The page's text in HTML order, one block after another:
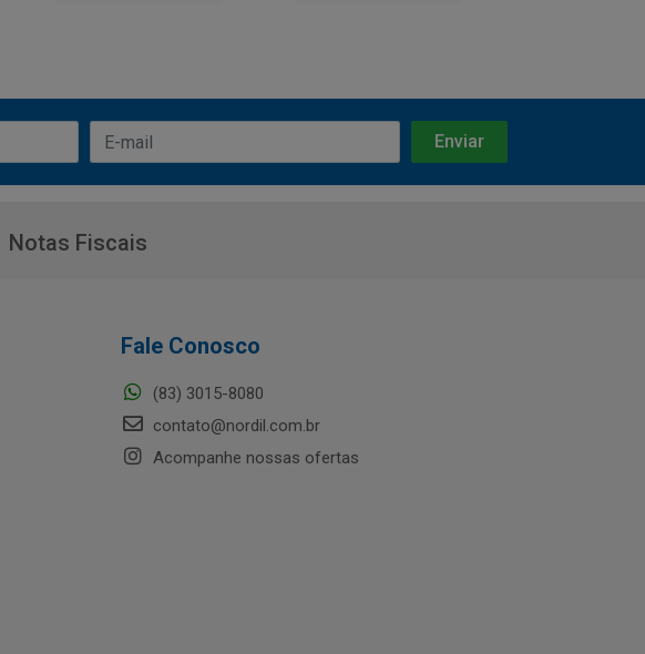
Notas Fiscais
Fale Conosco
(83) 3015-8080
contato@nordil.com.br
Acompanhe nossas ofertas